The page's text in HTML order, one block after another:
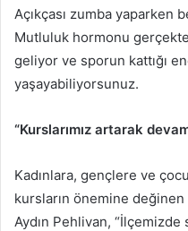
Açıkçası zumba yaparken
Mutluluk hormonu
geliyor ve sporun kattığı
yaşayabiliyorsunuz.
“Kurslarımız artarak
Kadınlara, gençlere ve
kursların önemine
Aydın Pehlivan,